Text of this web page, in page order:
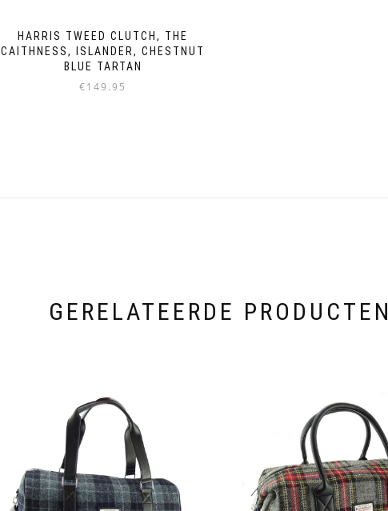
HARRIS TWEED CLUTCH, THE
CAITHNESS, ISLANDER, CHESTNUT
BLUE TARTAN
€149.95
GERELATEERDE PRODUCTEN